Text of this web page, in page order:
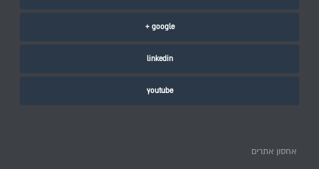
google +
linkedin
youtube
אחסון אתרים